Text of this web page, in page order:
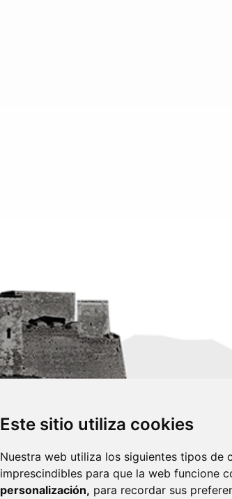
Este sitio utiliza cookies
Nuestra web utiliza los siguientes tipos de
imprescindibles para que la web funcione
personalización, para recordar sus